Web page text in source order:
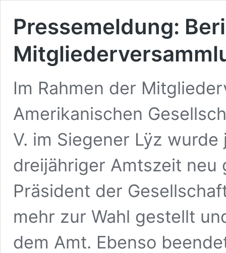
Pressemeldung:
Im Rahmen der
Amerikanischen
V. im Siegener Lÿz
dreijähriger Amtszeit neu
Präsident der
mehr zur Wahl gestellt
dem Amt. Ebenso